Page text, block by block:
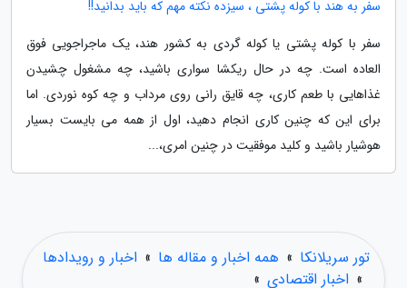
سفر به هند با کوله پشتی ، سیزده نکته مهم که باید بدانید!!
سفر با کوله پشتی یا کوله گردی به کشور هند، یک ماجراجویی فوق
العاده است. چه در حال ریکشا سواری باشید، چه مشغول چشیدن
غذاهایی با طعم کاری، چه قایق رانی روی مرداب و چه کوه نوردی. اما
برای این که چنین کاری انجام دهید، اول از همه می بایست بسیار
هوشیار باشید و کلید موفقیت در چنین امری،...
تور سریلانکا » همه اخبار و مقاله ها » اخبار و رویدادها
» اخبار اقتصادی »